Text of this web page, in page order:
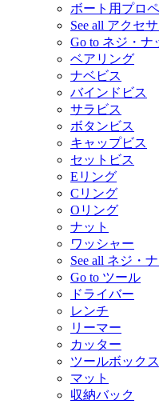
ボート用プロ
See all アクセ
Go to ネジ・ナ
ベアリング
ナベビス
バインドビス
サラビス
ボタンビス
キャップビス
セットビス
Eリング
Cリング
Oリング
ナット
ワッシャー
See all ネジ・
Go to ツール
ドライバー
レンチ
リーマー
カッター
ツールボックス
マット
収納バック